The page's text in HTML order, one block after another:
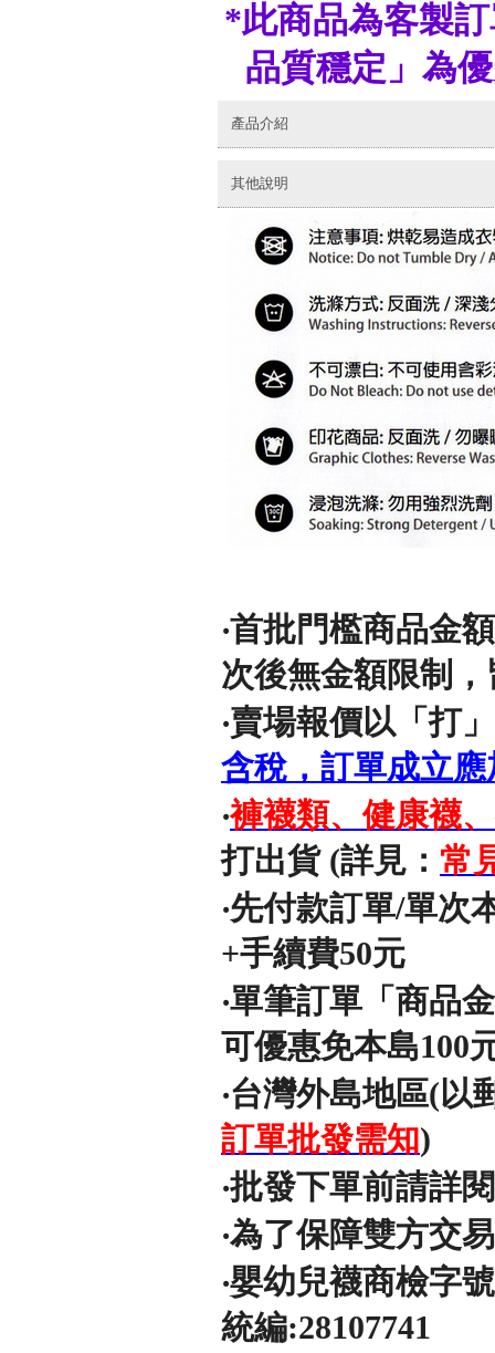
*此商品為客製
品質穩定」為
產品介紹
其他說明
‧首批門檻商品金
次後無金額限制
‧賣場報價以「打
含稅，訂單成立應
‧褲襪類、健康襪
打出貨 (詳見： 常
‧先付款訂單/單次
+手續費50元
‧單筆訂單「商品
可優惠免本島100
‧台灣外島地區(以
訂單批發需知)
‧批發下單前請詳
‧為了保障雙方交
‧嬰幼兒襪商檢字號
統編:28107741